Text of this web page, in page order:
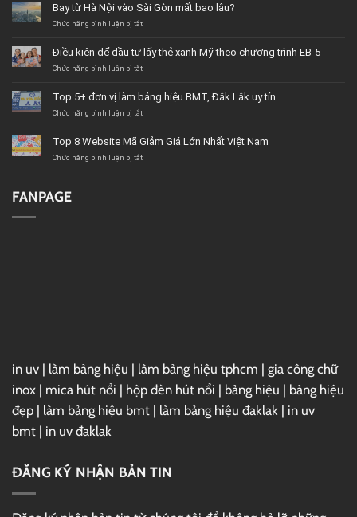
Bay từ Hà Nội vào Sài Gòn mất bao lâu?
Chức năng bình luận bị tắtở
Hà
Nội
Gòn
mất
Điều kiện để đầu tư lấy thẻ xanh Mỹ theo chương trình EB-5
Chức năng bình luận bị tắtở
để
đầu
thẻ
xanh
Top 5+ đơn vị làm bảng hiệu BMT, Đắk Lắk uy tín
Chức năng bình luận bị tắtở
đơn
vị
Top 8 Website Mã Giảm Giá Lớn Nhất Việt Nam
Chức năng bình luận bị tắtở
FANPAGE
in uv | làm bảng hiệu | làm bảng hiệu tphcm | gia công chữ
inox | mica hút nổi | hộp đèn hút nổi | bảng hiệu | bảng hiệu
đẹp | làm bảng hiệu bmt | làm bảng hiệu đaklak | in uv
bmt | in uv đaklak
ĐĂNG KÝ NHẬN BẢN TIN